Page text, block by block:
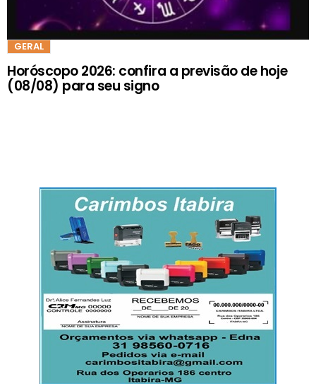
GERAL
Horóscopo 2026: confira a previsão de hoje
(08/08) para seu signo